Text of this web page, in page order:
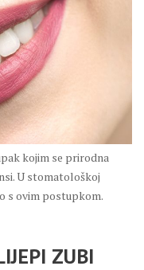
kojim se prirodna
U stomatološkoj
s ovim postupkom.
ZUBI